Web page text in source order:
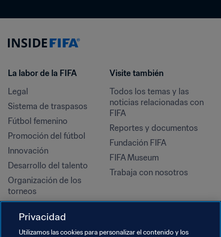
La labor de la FIFA
Legal
Sistema de traspasos
Fútbol femenino
Promoción del fútbol
Innovación
Desarrollo del talento
Organización de los
torneos
Derechos humanos y lucha
contra la discriminación
Visite también
Todos los temas y las
noticias relacionadas con
FIFA
Reportes y documentos
Fundación FIFA
FIFA Museum
Trabaja con nosotros
Privacidad
Utilizamos las cookies para personalizar el contenido y los